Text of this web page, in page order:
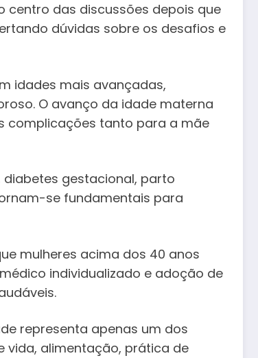
centro das discussões depois que
dúvidas sobre os desafios e
idades mais avançadas,
O avanço da idade materna
complicações tanto para a mãe
gestacional, parto
se fundamentais para
mulheres acima dos 40 anos
individualizado e adoção de
representa apenas um dos
vida, alimentação, prática de